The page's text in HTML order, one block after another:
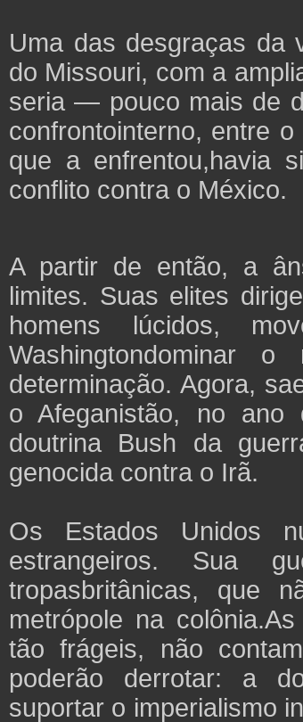
Uma das desgraças da
do Missouri, com a
seria — pouco mais de
confrontointerno, entre
que a enfrentou,havia
conflito contra o México.
A partir de então, a
limites. Suas elites
homens lúcidos,
Washingtondominar
determinação. Agora,
o Afeganistão, no ano
doutrina Bush da
genocida contra o Irã.
Os Estados Unidos
estrangeiros. Sua
tropasbritânicas, que
metrópole na
tão frágeis, não
poderão derrotar: a
suportar o imperialismo